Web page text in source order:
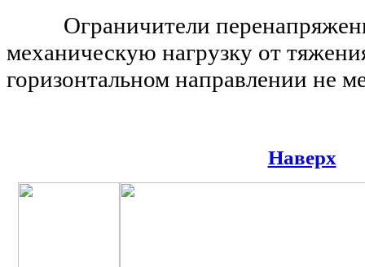
Ограничители
механическую нагрузку от
горизонтальном направлении не
Наверх